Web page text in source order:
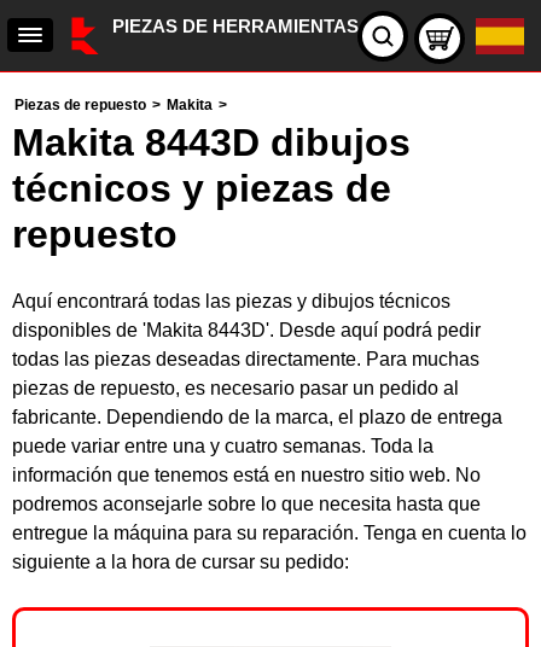
PIEZAS DE HERRAMIENTAS
Piezas de repuesto > Makita >
Makita 8443D dibujos
técnicos y piezas de
repuesto
Aquí encontrará todas las piezas y dibujos técnicos
disponibles de 'Makita 8443D'. Desde aquí podrá pedir
todas las piezas deseadas directamente. Para muchas
piezas de repuesto, es necesario pasar un pedido al
fabricante. Dependiendo de la marca, el plazo de entrega
puede variar entre una y cuatro semanas. Toda la
información que tenemos está en nuestro sitio web. No
podremos aconsejarle sobre lo que necesita hasta que
entregue la máquina para su reparación. Tenga en cuenta lo
siguiente a la hora de cursar su pedido: